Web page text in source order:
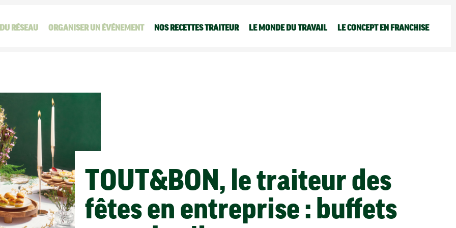
DU RÉSEAU ORGANISER UN ÉVÉNEMENT NOS RECETTES TRAITEUR LE MONDE DU TRAVAIL LE CONCEPT EN FRANCHISE
TOUT&BON, le traiteur des
fêtes en entreprise : buffets